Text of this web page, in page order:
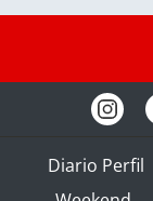
Diario Perfil